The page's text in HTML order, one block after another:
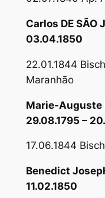
Carlos DE SÃO
03.04.1850
22.01.1844
Maranhão
Marie-Auguste
29.08.1795 –
17.06.1844
Benedict
11.02.1850